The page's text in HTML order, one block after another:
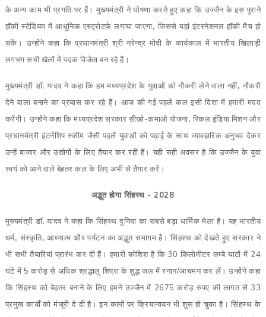
के अन्य काम भी प्रगति पर हैं। मुख्यमंत्री ने घोषणा करते हुए कहा कि उज्जैन के इस पुराने
हॉकी स्टेडियम में आधुनिक एस्ट्रोटर्फ लगाया जाएगा,जिससे यहां इंटरनेशनल हॉकी मैच हो
सकें। उन्होंने कहा कि प्रधानमंत्री श्री नरेन्द्र मोदी के कार्यकाल में भारतीय खिलाड़ी
लगभग सभी खेलों में पदक विजेता बन रहे हैं।
मुख्यमंत्री डॉ. यादव ने कहा कि हम मध्यप्रदेश के युवाओं को नौकरी लेने वाला नहीं, नौकरी
देने वाला बनाने का प्रयास कर रहे हैं। आज की गई पहलें कल इसी दिशा में हमारी मदद
करेंगी। उन्होंने कहा कि मध्यप्रदेश सरकार सीखो-कमाओ योजना,स्किल इंडिया मिशन और
प्रधानमंत्री इंटर्नशिप स्कीम जैसी पहलें युवाओं को पढ़ाई के साथ व्यावहारिक अनुभव देकर
उन्हें बाजार और उद्योगों के लिए तैयार कर रही हैं। यही सही अवसर है कि उज्जैन के युवा
स्वयं को आने वाले बेहतर कल के लिए अभी से तैयार करें।
अद्भुत होगा सिंहस्थ - 2028
मुख्यमंत्री डॉ. यादव ने कहा कि सिंहस्थ दुनिया का सबसे बड़ा धार्मिक मेला है। यह भारतीय
धर्म, संस्कृति,आध्यात्म और पर्यटन का अद्भुत समागम है। सिंहस्थ को देखते हुए सरकार ने
भी सभी तैयारियां प्रारंभ कर दी हैं। हमारी कोशिश है कि 30 किलोमीटर लम्बे घाटों में 24
घंटे में 5 करोड़ से अधिक श्रद्धालु शिप्रा के शुद्ध जल में स्नान/आचमन कर लें। उन्होंने कहा
कि सिंहस्थ को बेहतर बनाने के लिए हमने उज्जैन में 2675 करोड़ रुपए की लागत से 33
प्रमुख कार्यों को मंजूरी दे दी है। इन कामों पर क्रियान्वयन भी शुरू हो चुका है। सिंहस्थ के